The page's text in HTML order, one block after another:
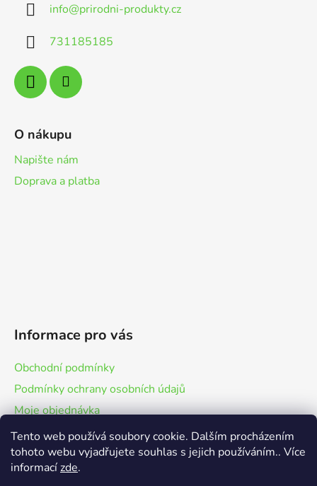
Tento web používá soubory cookie. Dalším procházením
tohoto webu vyjadřujete souhlas s jejich používáním.. Více
informacízde.
info@prirodni-produkty.cz
731185185
O nákupu
Napište nám
Doprava a platba
Informace pro vás
Obchodní podmínky
Podmínky ochrany osobních údajů
Moje objednávka